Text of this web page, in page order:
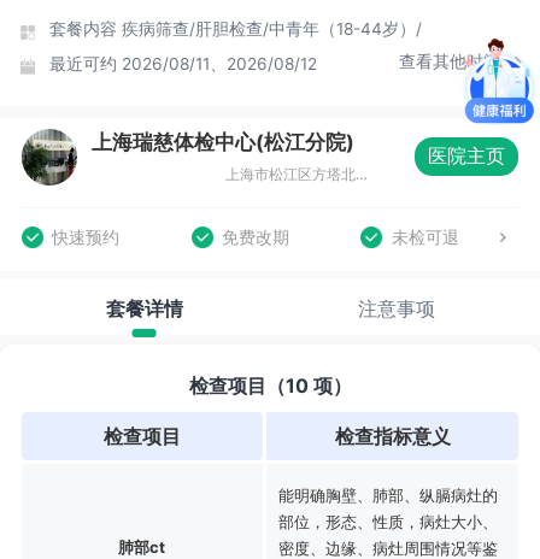
套餐内容 疾病筛查/肝胆检查/中青年（18-44岁）/
最近可约 2026/08/11、2026/08/12 查看其他时间
上海瑞慈体检中心(松江分院)
上海市松江区方塔北路605号企德天地五-八层
医院主页
快速预约 免费改期 未检可退
套餐详情 注意事项
检查项目（10 项）
检查项目 检查指标意义
肺部ct
能明确胸壁、肺部、纵膈病灶的
部位，形态、性质，病灶大小、
密度、边缘、病灶周围情况等鉴